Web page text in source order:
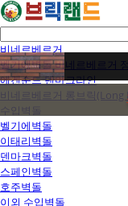
비네르베르거
벨기에벽돌 비네르베르거
에겐순드 덴마크라인
비네르베르거 롱브릭(Long
수입벽돌
벨기에벽돌
이태리벽돌
덴마크벽돌
스페인벽돌
호주벽돌
이외 수입벽돌